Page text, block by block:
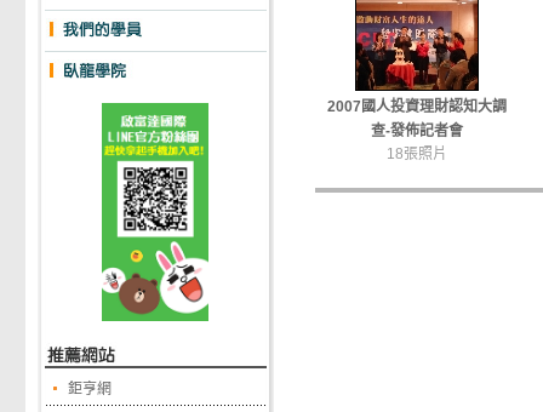
鉅亨網
2007國人投資理財認知大調
查-發佈記者會
18張照片